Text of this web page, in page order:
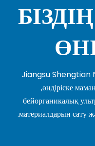
Jiangsu Shengtian
өндіріске
бейорганикалық
материалдарын сату